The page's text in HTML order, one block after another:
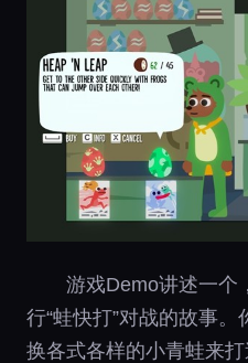
游戏Demo讲述一个
行“蛙快打”对战的故事
换各式各样的小青蛙来